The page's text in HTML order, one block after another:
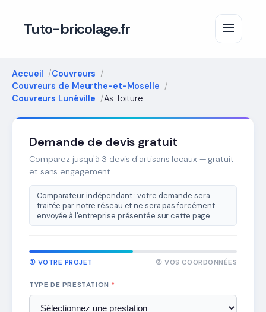
Tuto-bricolage.fr
Accueil
Couvreurs
Couvreurs de Meurthe-et-Moselle
Couvreurs Lunéville
As Toiture
Demande de devis gratuit
Comparez jusqu'à 3 devis d'artisans locaux — gratuit
et sans engagement.
Comparateur indépendant : votre demande sera
traitée par notre réseau et ne sera pas forcément
envoyée à l'entreprise présentée sur cette page.
① VOTRE PROJET ② VOS COORDONNÉES
TYPE DE PRESTATION *